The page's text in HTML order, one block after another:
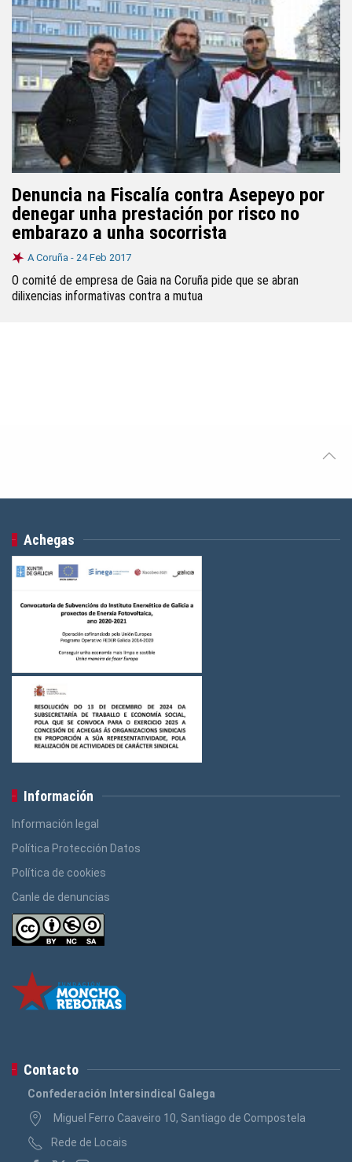
Denuncia na Fiscalía contra Asepeyo por
denegar unha prestación por risco no
embarazo a unha socorrista
A Coruña - 24 Feb 2017
O comité de empresa de Gaia na Coruña pide que se abran
dilixencias informativas contra a mutua
Achegas
Información
Información legal
Política Protección Datos
Política de cookies
Canle de denuncias
Contacto
Confederación Intersindical Galega
Miguel Ferro Caaveiro 10, Santiago de Compostela
Rede de Locais